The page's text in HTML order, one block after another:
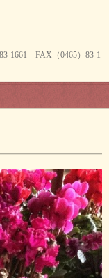
1661 FAX（0465）83-1